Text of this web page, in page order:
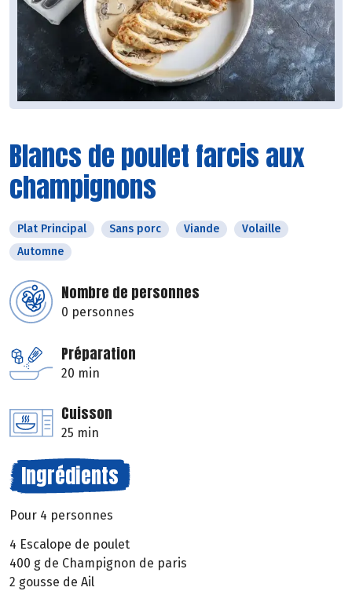
Blancs de poulet farcis aux
champignons
Plat Principal Sans porc Viande
Volaille
Automne
Nombre de personnes
0 personnes
Préparation
20 min
Cuisson
25 min
Ingrédients
Pour 4 personnes
4 Escalope de poulet
400 g de Champignon de paris
2 gousse de Ail